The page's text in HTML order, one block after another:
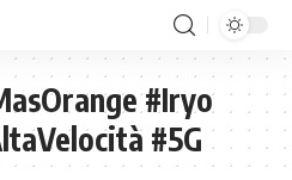
#Iryo
#5G